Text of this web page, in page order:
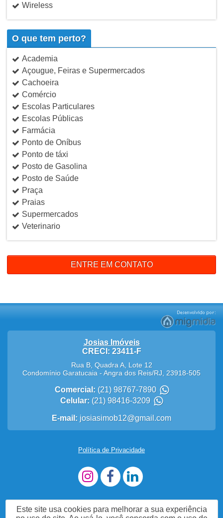
Wireless
O que tem perto?
Academia
Açougue, Feiras e Supermercados
Cachoeira
Comércio
Escolas Particulares
Escolas Públicas
Farmácia
Ponto de Oníbus
Ponto de táxi
Posto de Gasolina
Posto de Saúde
Praça
Praias
Supermercados
Veterinario
ENTRE EM CONTATO
Josias Imóveis
CRECI: 23411-F
Rua B, Quadra A, Lote 12
Condomínio Garatucaia -Angra dos Reis/RJ 23918-505
Comercial: (21) 98767-7890
Celular: (21) 98416-3209
E-mail: josiasimob12@gmail.com
Política de Privacidade
Este site usa cookies para melhorar a sua experiência